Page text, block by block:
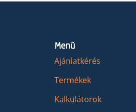
Menü
Ajánlatkérés
Termékek
Kalkulátorok